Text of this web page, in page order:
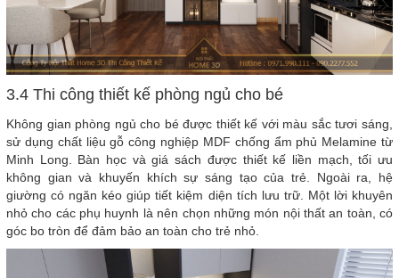
3.4 Thi công thiết kế phòng ngủ cho bé
Không gian phòng ngủ cho bé được thiết kế với màu sắc tươi sáng,
sử dụng chất liệu gỗ công nghiệp MDF chống ẩm phủ Melamine từ
Minh Long. Bàn học và giá sách được thiết kế liền mạch, tối ưu
không gian và khuyến khích sự sáng tạo của trẻ. Ngoài ra, hệ
giường có ngăn kéo giúp tiết kiệm diện tích lưu trữ. Một lời khuyên
nhỏ cho các phụ huynh là nên chọn những món nội thất an toàn, có
góc bo tròn để đảm bảo an toàn cho trẻ nhỏ.